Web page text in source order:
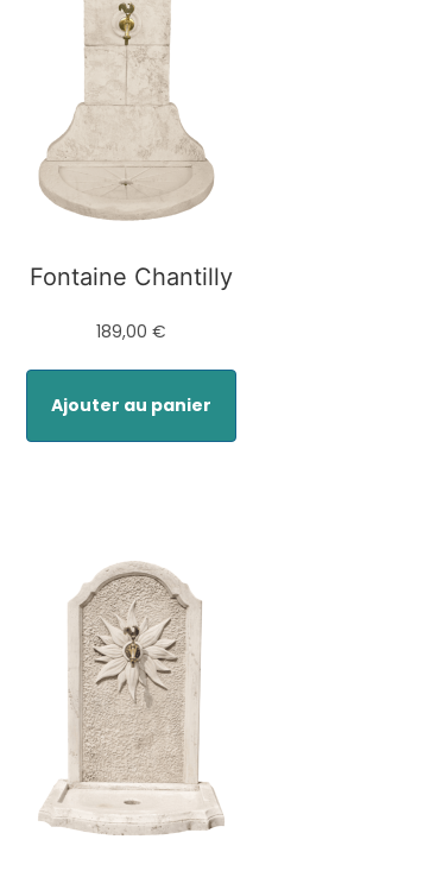
Fontaine Chantilly
189,00 €
Ajouter au panier